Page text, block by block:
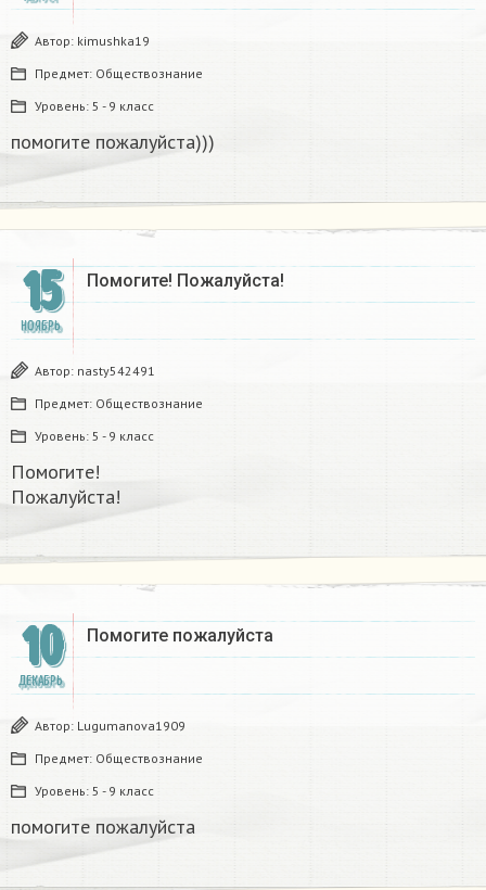
Автор: kimushka19
Предмет: Обществознание
Уровень: 5 - 9 класс
помогите пожалуйста)))
15
НОЯБРЬ
Помогите! Пожалуйста!​
Автор: nasty542491
Предмет: Обществознание
Уровень: 5 - 9 класс
Помогите!
Пожалуйста!​
10
ДЕКАБРЬ
Помогите пожалуйста ​
Автор: Lugumanova1909
Предмет: Обществознание
Уровень: 5 - 9 класс
помогите пожалуйста ​